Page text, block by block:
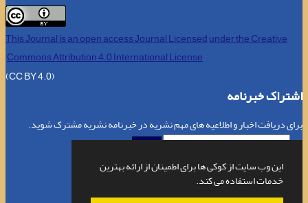
این وب سایت از کوکی ها برای اطمینان از ارائه بهترین
خدمات استفاده می کند.
This Journal is an open access Journal Licensedunder the Creative
Commons Attribution 4.0 International License
(CC BY 4.0)
اشتراک خبرنامه
برای دریافت اخبار و اطلاعیه های مهم نشریه در خبرنامه نشریه مشترک شوید.